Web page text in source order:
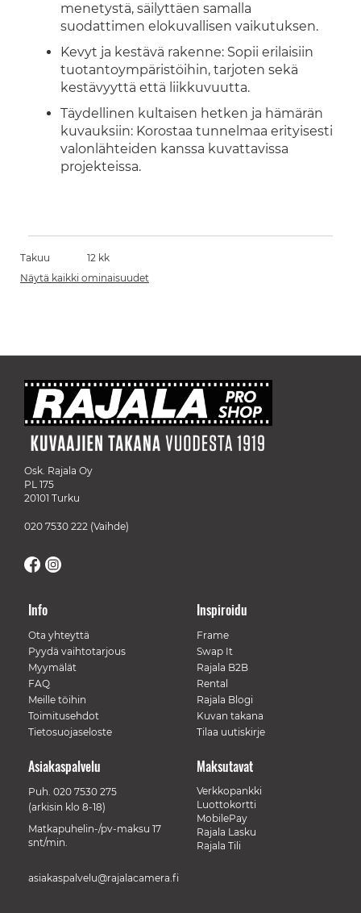
menetystä, säilyttäen samalla
suodattimen elokuvallisen vaikutuksen.
Kevyt ja kestävä rakenne: Sopii erilaisiin
tuotantoympäristöihin, tarjoten sekä
kestävyyttä että liikkuvuutta.
Täydellinen kultaisen hetken ja hämärän
kuvauksiin: Korostaa tunnelmaa erityisesti
valonlähteiden kanssa kuvattavissa
projekteissa.
Takuu
12 kk
Näytä kaikki ominaisuudet
Osk. Rajala Oy
PL 175
20101 Turku
020 7530 222 (Vaihde)
Info
Ota yhteyttä
Pyydä vaihtotarjous
Myymälät
FAQ
Meille töihin
Toimitusehdot
Tietosuojaseloste
Inspiroidu
Frame
Swap It
Rajala B2B
Rental
Rajala Blogi
Kuvan takana
Tilaa uutiskirje
Maksutavat
Verkkopankki
Luottokortti
MobilePay
Rajala Lasku
Rajala Tili
Asiakaspalvelu
Puh. 020 7530 275
(arkisin klo 8-18)
Matkapuhelin-/pv-maksu 17
snt/min.
asiakaspalvelu@rajalacamera.fi